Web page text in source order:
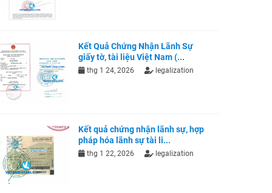
Kết Quả Chứng Nhận Lãnh Sự
giấy tờ, tài liệu Việt Nam (...
thg 1 24, 2026 legalization
Kết quả chứng nhận lãnh sự, hợp
pháp hóa lãnh sự tài li...
thg 1 22, 2026 legalization